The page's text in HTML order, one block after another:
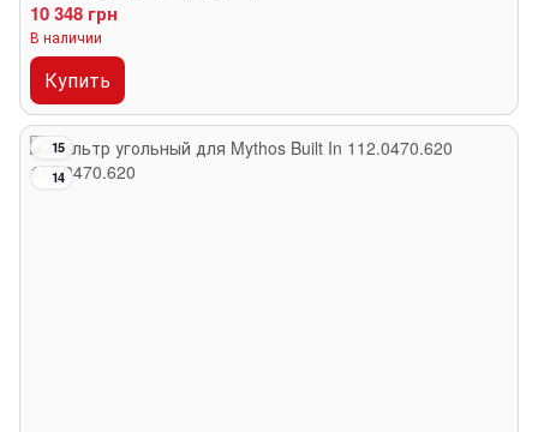
10 348 грн
В наличии
Купить
15
14